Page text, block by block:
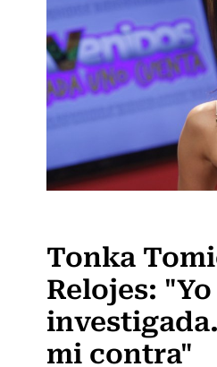
Tonka
Relojes:
mi contra"